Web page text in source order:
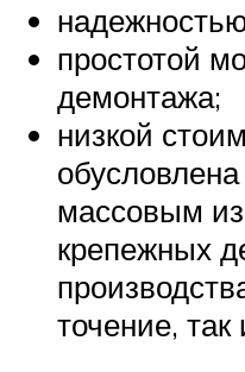
простотой
демонтажа;
низкой
массовым
крепежных
точение, так